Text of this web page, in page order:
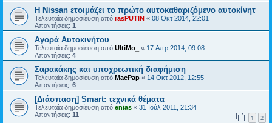
Η Nissan ετοιμάζει το πρώτο αυτοκαθαριζόμενο αυτοκίνητ
Τελευταία δημοσίευση από rasPUTIN « 08 Οκτ 2014, 22:01
Απαντήσεις: 1
Αγορά Αυτοκινήτου
Τελευταία δημοσίευση από UltiMo_ « 17 Απρ 2014, 09:08
Απαντήσεις: 4
Σαρακάκης και υποχρεωτική διαφήμιση
Τελευταία δημοσίευση από MacPap « 14 Οκτ 2012, 12:55
Απαντήσεις: 6
[Διάσπαση] Smart: τεχνικά θέματα
Τελευταία δημοσίευση από enias « 31 Ιούλ 2011, 21:34
Απαντήσεις: 11 1 2